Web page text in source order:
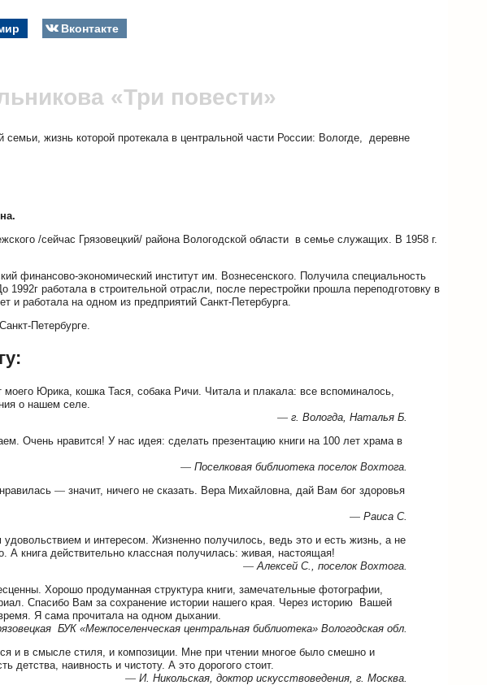
Вконтакте
«Три повести»
жизнь которой протекала в центральной части России: Вологде, деревне
/сейчас Грязовецкий/ района Вологодской области в семье служащих. В 1958 г.
финансово-экономический институт им. Вознесенского. Получила специальность
работала в строительной отрасли, после перестройки прошла переподготовку в
и работала на одном из предприятий Санкт-Петербурга.
Петербурге.
Юрика, кошка Тася, собака Ричи. Читала и плакала: все вспоминалось,
о нашем селе.
— г. Вологда, Наталья Б.
Очень нравится! У нас идея: сделать презентацию книги на 100 лет храма в
— Поселковая библиотека поселок Вохтога.
— значит, ничего не сказать. Вера Михайловна, дай Вам бог здоровья
— Раиса С.
и интересом. Жизненно получилось, ведь это и есть жизнь, а не
А книга действительно классная получилась: живая, настоящая!
— Алексей С., поселок Вохтога.
Хорошо продуманная структура книги, замечательные фотографии,
Спасибо Вам за сохранение истории нашего края. Через историю Вашей
Я сама прочитала на одном дыхании.
БУК «Межпоселенческая центральная библиотека» Вологодская обл.
и в смысле стиля, и композиции. Мне при чтении многое было смешно и
детства, наивность и чистоту. А это дорогого стоит.
— И. Никольская, доктор искусствоведения, г. Москва.